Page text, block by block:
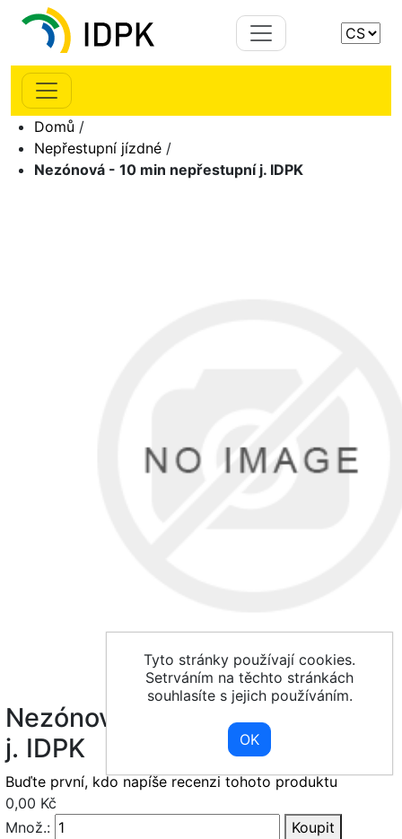
Domů /
Nepřestupní jízdné /
Nezónová - 10 min nepřestupní j. IDPK
Nezónová - 10 min nepřestupní
j. IDPK
Buďte první, kdo napíše recenzi tohoto produktu
0,00 Kč
Množ.:
Koupit
Tyto stránky používají cookies.
Setrváním na těchto stránkách
souhlasíte s jejich používáním.